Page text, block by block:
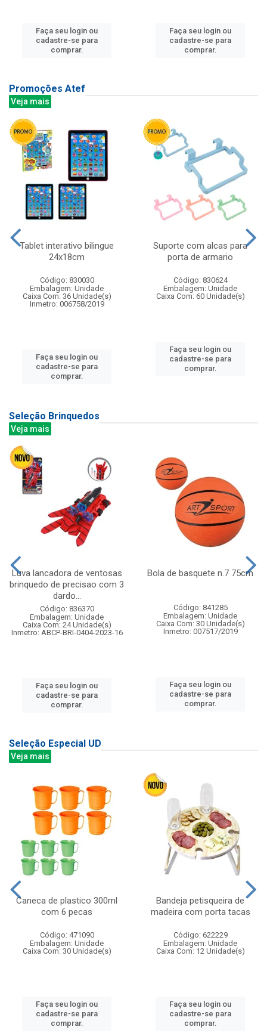
Faça seu login ou
cadastre-se para
comprar.
Faça seu login ou
cadastre-se para
comprar.
Promoções Atef
Veja mais
Tablet interativo bilingue
24x18cm
Código: 830030
Embalagem: Unidade
Caixa Com: 36 Unidade(s)
Inmetro: 006758/2019
Faça seu login ou
cadastre-se para
comprar.
Suporte com alcas para
porta de armario
Código: 830624
Embalagem: Unidade
Caixa Com: 60 Unidade(s)
Faça seu login ou
cadastre-se para
comprar.
Seleção Brinquedos
Veja mais
Luva lancadora de ventosas
brinquedo de precisao com 3
dardo...
Código: 836370
Embalagem: Unidade
Caixa Com: 24 Unidade(s)
Inmetro: ABCP-BRI-0404-2023-16
Faça seu login ou
cadastre-se para
comprar.
Bola de basquete n.7 75cm
Código: 841285
Embalagem: Unidade
Caixa Com: 30 Unidade(s)
Inmetro: 007517/2019
Faça seu login ou
cadastre-se para
comprar.
Seleção Especial UD
Veja mais
Caneca de plastico 300ml
com 6 pecas
Código: 471090
Embalagem: Unidade
Caixa Com: 30 Unidade(s)
Faça seu login ou
cadastre-se para
comprar.
Bandeja petisqueira de
madeira com porta tacas
Código: 622229
Embalagem: Unidade
Caixa Com: 12 Unidade(s)
Faça seu login ou
cadastre-se para
comprar.